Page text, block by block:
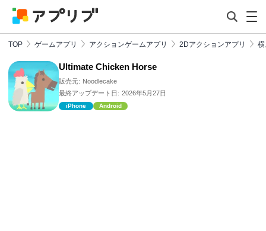
TOP ゲームアプリ アクションゲームアプリ 2Dアクションアプリ
Ultimate Chicken Horse
販売元: Noodlecake
最終アップデート日: 2026年5月27日
iPhone Android